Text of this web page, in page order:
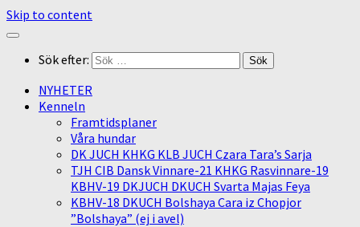
Skip to content
Sök efter:
NYHETER
Kenneln
Framtidsplaner
Våra hundar
DK JUCH KHKG KLB JUCH Czara Tara’s Sarja
TJH CIB Dansk Vinnare-21 KHKG Rasvinnare-19
KBHV-19 DKJUCH DKUCH Svarta Majas Feya
KBHV-18 DKUCH Bolshaya Cara iz Chopjor
”Bolshaya” (ej i avel)